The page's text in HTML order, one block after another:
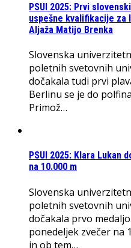
PSUI 2025: Prvi
uspešne kvalifikacije
Aljaža Matijo Brenka
Slovenska
poletnih svetovnih
dočakala tudi prvi
Berlinu se je do
Primož…
PSUI 2025: Klara
na 10.000 m
Slovenska
poletnih svetovnih
dočakala prvo
ponedeljek zvečer na
in ob tem…